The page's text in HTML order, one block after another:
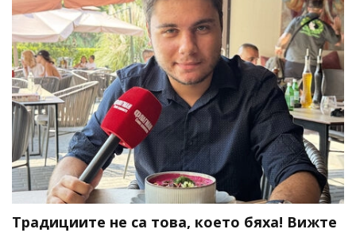
Традициите не са това, което бяха! Вижте